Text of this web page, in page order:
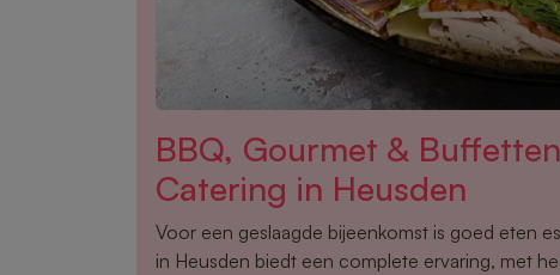
BBQ, Gourmet &
Catering in Heusden
Voor een geslaagde bijeenkomst is goed eten
in Heusden biedt een complete ervaring, met